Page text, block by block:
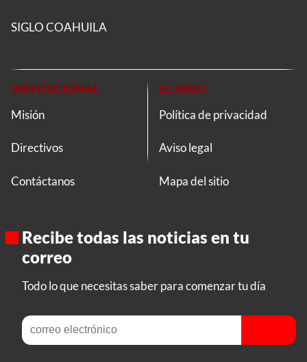
SIGLO COAHUILA
INSTITUCIONAL
Misión
Directivos
Contáctanos
EL SIGLO
Política de privacidad
Aviso legal
Mapa del sitio
Recibe todas las noticias en tu
correo
Todo lo que necesitas saber para comenzar tu día